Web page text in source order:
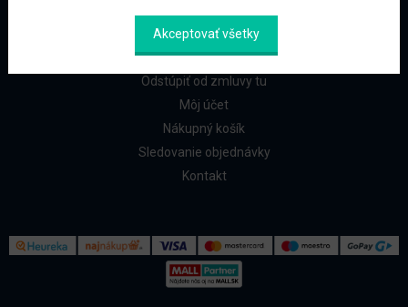
ZÁKAZNÍCI
Reklamačný formulár
Odstúpiť od zmluvy tu
Môj účet
Nákupný košík
Sledovanie objednávky
Kontakt
Akceptovať všetky